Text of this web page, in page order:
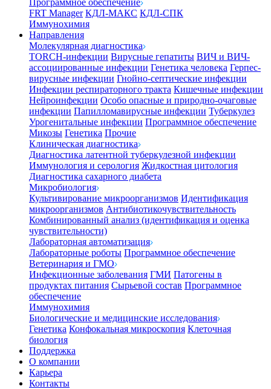
Программное обеспечение
FRT Manager КДЛ-МАКС КДЛ-СПК
Иммунохимия
Направления
Молекулярная диагностика
TORCH-инфекции Вирусные гепатиты ВИЧ и ВИЧ-
ассоциированные инфекции Генетика человека Герпес-
вирусные инфекции Гнойно-септические инфекции
Инфекции респираторного тракта Кишечные инфекции
Нейроинфекции Особо опасные и природно-очаговые
инфекции Папилломавирусные инфекции Туберкулез
Урогенитальные инфекции Программное обеспечение
Микозы Генетика Прочие
Клиническая диагностика
Диагностика латентной туберкулезной инфекции
Иммунология и серология Жидкостная цитология
Диагностика сахарного диабета
Микробиология
Культивирование микроорганизмов Идентификация
микроорганизмов Антибиотикочувствительность
Комбинированный анализ (идентификация и оценка
чувствительности)
Лабораторная автоматизация
Лабораторные роботы Программное обеспечение
Ветеринария и ГМО
Инфекционные заболевания ГМИ Патогены в
продуктах питания Сырьевой состав Программное
обеспечение
Иммунохимия
Биологические и медицинские исследования
Генетика Конфокальная микроскопия Клеточная
биология
Поддержка
О компании
Карьера
Контакты